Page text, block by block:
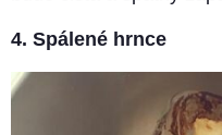
4. Spálené hrnce